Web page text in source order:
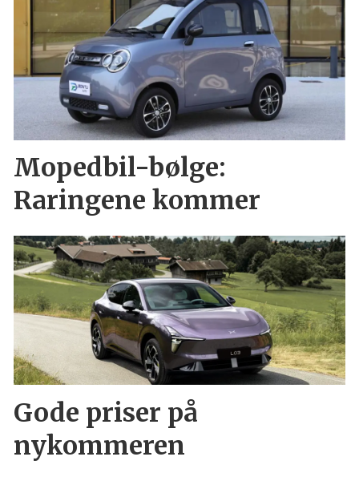
Mopedbil-bølge:
Raringene kommer
Gode priser på
nykommeren